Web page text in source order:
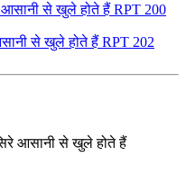
से खुले होते हैं RPT 200
से खुले होते हैं RPT 202